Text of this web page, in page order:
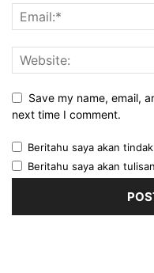
Save my name, email,
next time I comment.
Beritahu saya akan
Beritahu saya akan